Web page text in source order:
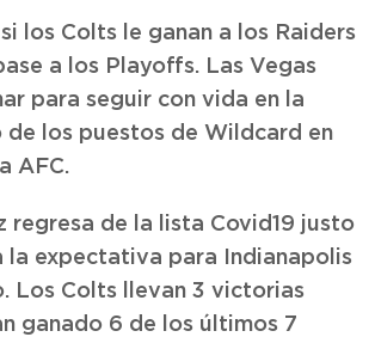
los Colts le ganan a los Raiders
a los Playoffs. Las Vegas
para seguir con vida en la
de los puestos de Wildcard en
AFC.
regresa de la lista Covid19 justo
la expectativa para Indianapolis
Los Colts llevan 3 victorias
ganado 6 de los últimos 7